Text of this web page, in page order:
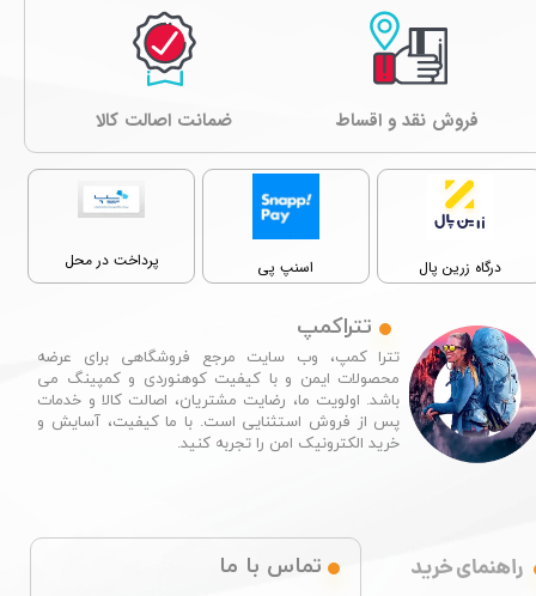
راهنمای خرید
درگاه زرین پال اسنپ پی پرداخت در محل
تترا کمپ، وب سایت مرجع فروشگاهی برای عرضه
محصولات ایمن و با کیفیت کوهنوردی و کمپینگ می
باشد. اولویت ما، رضایت مشتریان، اصالت کالا و خدمات
پس از فروش استثنایی است. با ما کیفیت، آسایش و
خرید الکترونیک امن را تجربه کنید.​​​​​​​
تتراکمپ
فروش نقد و اقساط ﺿﻤﺎﻧﺖ اصالت کالا
تماس با ما